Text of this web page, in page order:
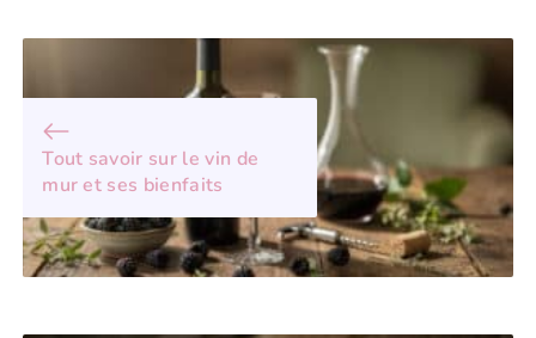
Tout savoir sur le vin de
mur et ses bienfaits